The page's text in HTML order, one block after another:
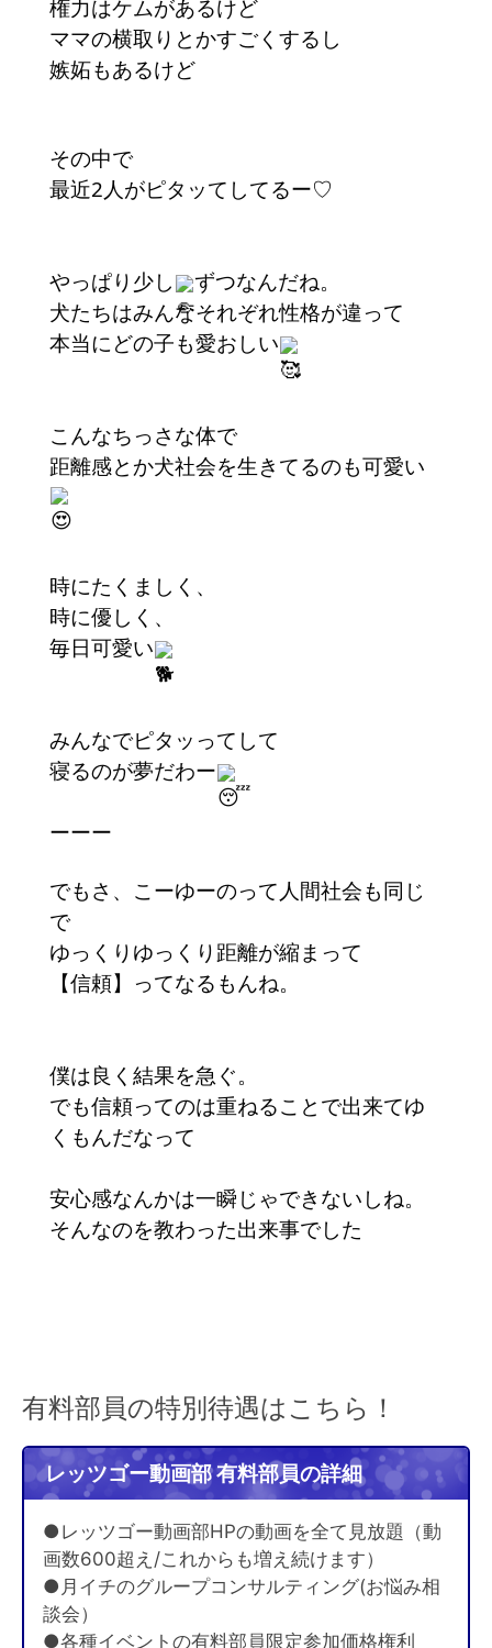
権力はケムがあるけど
ママの横取りとかすごくするし
嫉妬もあるけど
その中で
最近2人がピタッてしてるー♡
やっぱり少し
ずつなんだね。
犬たちはみんなそれぞれ性格が違って
本当にどの子も愛おしい
こんなちっさな体で
距離感とか犬社会を生きてるのも可愛い
時にたくましく、
時に優しく、
毎日可愛い
みんなでピタッってして
寝るのが夢だわー
ーーー
でもさ、こーゆーのって人間社会も同じ
で
ゆっくりゆっくり距離が縮まって
【信頼】ってなるもんね。
僕は良く結果を急ぐ。
でも信頼ってのは重ねることで出来てゆ
くもんだなって
安心感なんかは一瞬じゃできないしね。
そんなのを教わった出来事でした
有料部員の特別待遇はこちら！
レッツゴー動画部 有料部員の詳細
●レッツゴー動画部HPの動画を全て見放題（動
画数600超え/これからも増え続けます）
●月イチのグループコンサルティング(お悩み相
談会）
●各種イベントの有料部員限定参加価格権利